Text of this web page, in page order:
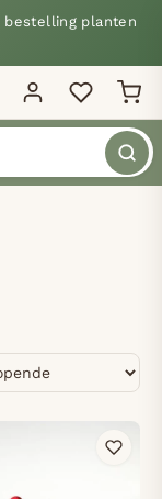
bestelling planten